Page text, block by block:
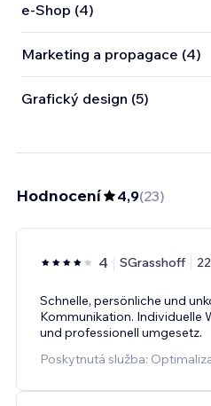
e‑Shop (4)
Marketing a propagace (4)
Grafický design (5)
Hodnocení 4,9(23)
4 SGrasshoff
Schnelle, persönliche und
Kommunikation. Individuelle
und professionell umgesetz.
Poskytnutá služba: